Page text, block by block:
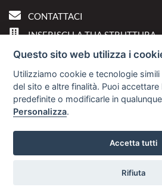
CONTATTACI
INSERISCI LA TUA STRUTTURA
PREFERENZE COOKIE
DOVE SIAMO
Via A. Costa, 2 - 63822
Sviluppo Turismo Italia
Questo sito web utilizza i
Utilizziamo cookie e tecnologie
del sito e altre finalità. Puoi
predefinite o modificarle in
Personalizza.
Accetta tutti
Rifiuta